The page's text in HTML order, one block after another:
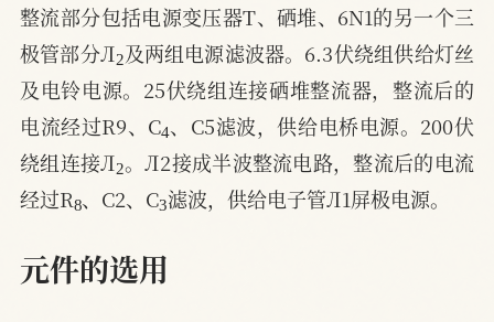
整流部分包括电源变压器T、硒堆、6N1的另一个三
极管部分Л2及两组电源滤波器。6.3伏绕组供给灯丝
及电铃电源。25伏绕组连接硒堆整流器，整流后的
电流经过R9、C4、C5滤波，供给电桥电源。200伏
绕组连接Л2。Л2接成半波整流电路，整流后的电流
经过R8、C2、C3滤波，供给电子管Л1屏极电源。
元件的选用